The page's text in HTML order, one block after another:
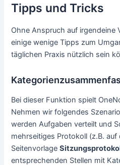
Tipps und Tricks
Ohne Anspruch auf irgendeine
einige wenige Tipps zum
täglichen Praxis nützlich sein
Bei dieser Funktion spielt
Nehmen wir folgendes
werden Aufgaben verteilt und
mehrseitiges Protokoll (z.B. auf
Seitenvorlage
entsprechenden Stellen mit